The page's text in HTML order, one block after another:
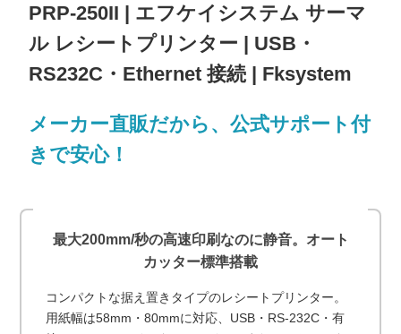
PRP-250II | エフケイシステム サーマ
ル レシートプリンター | USB・
RS232C・Ethernet 接続 | Fksystem
メーカー直販だから、公式サポート付
きで安心！
最大200mm/秒の高速印刷なのに静音。オート
カッター標準搭載
コンパクトな据え置きタイプのレシートプリンター。
用紙幅は58mm・80mmに対応、USB・RS-232C・有